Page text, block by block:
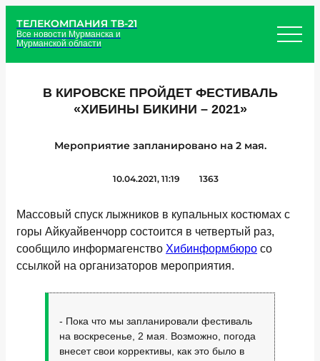
ТЕЛЕКОМПАНИЯ ТВ-21
Все новости Мурманска и
Мурманской области
В КИРОВСКЕ ПРОЙДЕТ ФЕСТИВАЛЬ
«ХИБИНЫ БИКИНИ – 2021»
Мероприятие запланировано на 2 мая.
10.04.2021, 11:19 1363
Массовый спуск лыжников в купальных костюмах с
горы Айкуайвенчорр состоится в четвертый раз,
сообщило информагенство Хибинформбюро со
ссылкой на организаторов мероприятия.
- Пока что мы запланировали фестиваль
на воскресенье, 2 мая. Возможно, погода
внесет свои коррективы, как это было в